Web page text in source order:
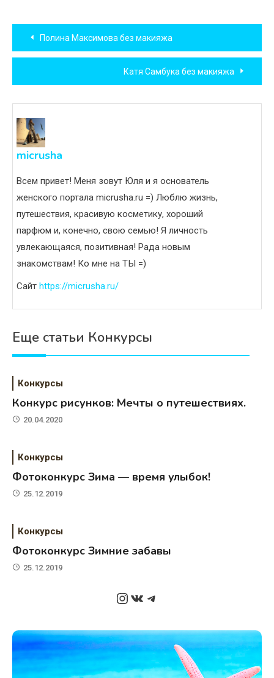
Навигация
по
записям
Полина Максимова без макияжа
Катя Самбука без макияжа
micrusha
Всем привет! Меня зовут Юля и я основатель
женского портала micrusha.ru =) Люблю жизнь,
путешествия, красивую косметику, хороший
парфюм и, конечно, свою семью! Я личность
увлекающаяся, позитивная! Рада новым
знакомствам! Ко мне на ТЫ =)
Сайт https://micrusha.ru/
Еще статьи Конкурсы
Конкурсы
Конкурс рисунков: Мечты о путешествиях.
20.04.2020
Конкурсы
Фотоконкурс Зима — время улыбок!
25.12.2019
Конкурсы
Фотоконкурс Зимние забавы
25.12.2019
Instagram
ВКонтакте
Telegram